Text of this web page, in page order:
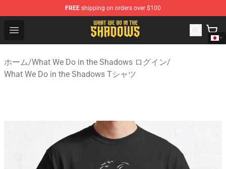
FREE shipping on orders over $100
Open menu
What We Do in the Shadows Shop - Official What We
ホーム/What We Do in the Shadows ログイン/
What We Do in the Shadows Tシャツ